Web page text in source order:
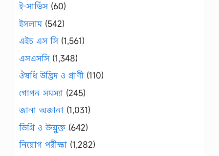
ই-সার্ভিস(60)
ইসলাম(542)
এইচ এস সি(1,561)
এসএসসি(1,348)
ঔষধি উদ্ভিদ ও প্রাণী (110)
গোপন সমস্যা (245)
জানা অজানা (1,031)
ডিগ্রি ও উন্মুক্ত (642)
নিয়োগ পরীক্ষা (1,282)